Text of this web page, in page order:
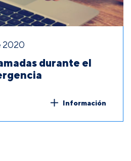
2020
durante el
Información